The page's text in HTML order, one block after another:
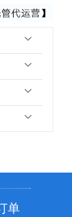
单